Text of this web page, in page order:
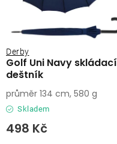
Kolekce
Naše katalogy
t
ů
Golf Uni Navy skládací
deštník
Derby
Skladem
498 Kč
průměr 134 cm, 580 g